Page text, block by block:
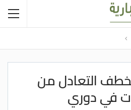
التعادل من
في دوري